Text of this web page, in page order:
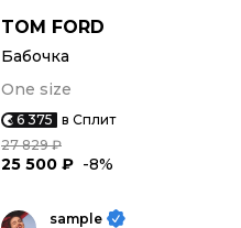
TOM FORD
Бабочка
One size
6 375 в Сплит
27 829 ₽
25 500 ₽ -8%
sample